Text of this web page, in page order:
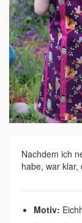
Nachdem ich
habe, war klar,
Motiv: